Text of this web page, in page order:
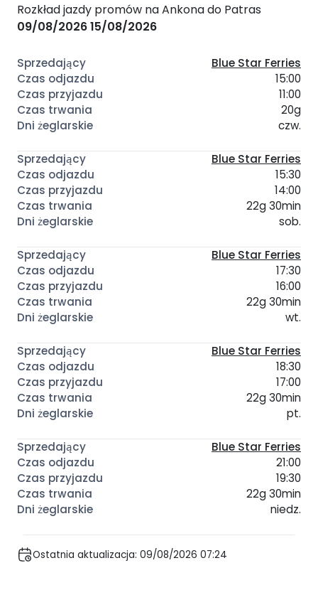
Rozkład jazdy promów na Ankona do Patras
09/08/202615/08/2026
Blue Star Ferries
15:00
11:00
20g
czw.
Blue Star Ferries
15:30
14:00
22g 30min
sob.
Blue Star Ferries
17:30
16:00
22g 30min
wt.
Blue Star Ferries
18:30
17:00
22g 30min
pt.
Blue Star Ferries
21:00
19:30
22g 30min
niedz.
Ostatnia aktualizacja: 09/08/2026 07:24